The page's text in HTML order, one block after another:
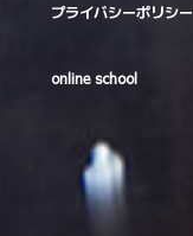
プライバシーポリシー
online school